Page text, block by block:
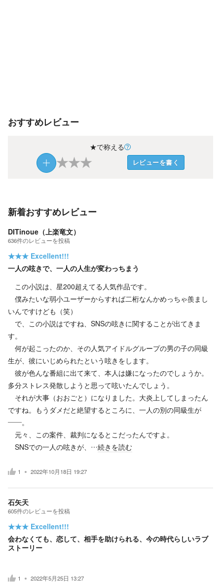
おすすめレビュー
★で称える
★★★ レビューを書く
新着おすすめレビュー
DITinoue（上楽竜文）
636件のレビューを投稿
★★★ Excellent!!!
一人の呟きで、一人の人生が変わっちまう
この小説は、星200超えてる人気作品です。
僕みたいな弱小ユーザーからすれば二桁なんかめっちゃ羨まし
いんですけども（笑）
で、この小説はですね、SNSの呟きに関することが出てきま
す。
何が起こったのか、その人気アイドルグループの男の子の同級
生が、彼にいじめられたという呟きをします。
彼が色んな番組に出て来て、本人は嫌になったのでしょうか。
多分ストレス発散しようと思って呟いたんでしょう。
それが大事（おおごと）になりました。大炎上してしまったん
ですね。もうダメだと絶望するところに、一人の別の同級生が
――。
元々、この案件、裁判になるとこだったんですよ。
SNSでの一人の呟きが、…続きを読む
1 2022年10月18日 19:27
石矢天
605件のレビューを投稿
★★★ Excellent!!!
会わなくても、恋して、相手を助けられる、今の時代らしいラブ
ストーリー
1 2022年5月25日 13:27